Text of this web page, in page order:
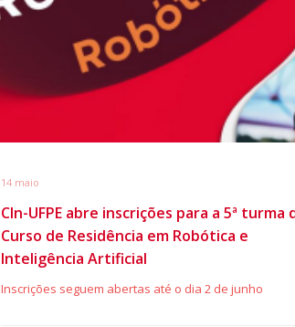
14 maio
CIn-UFPE abre inscrições para a 5ª turma
Curso de Residência em Robótica e
Inteligência Artificial
Inscrições seguem abertas até o dia 2 de junho